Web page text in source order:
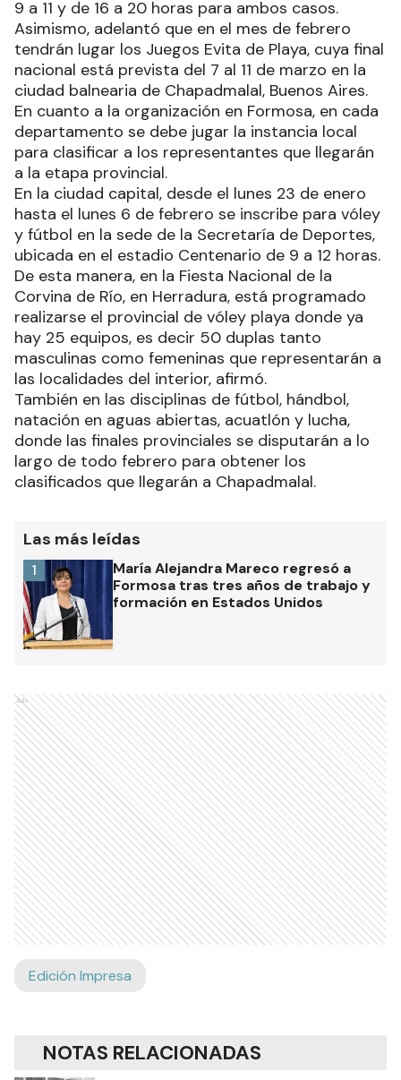
9 a 11 y de 16 a 20 horas para ambos casos.
Asimismo, adelantó que en el mes de febrero
tendrán lugar los Juegos Evita de Playa, cuya final
nacional está prevista del 7 al 11 de marzo en la
ciudad balnearia de Chapadmalal, Buenos Aires.
En cuanto a la organización en Formosa, en cada
departamento se debe jugar la instancia local
para clasificar a los representantes que llegarán
a la etapa provincial.
En la ciudad capital, desde el lunes 23 de enero
hasta el lunes 6 de febrero se inscribe para vóley
y fútbol en la sede de la Secretaría de Deportes,
ubicada en el estadio Centenario de 9 a 12 horas.
De esta manera, en la Fiesta Nacional de la
Corvina de Río, en Herradura, está programado
realizarse el provincial de vóley playa donde ya
hay 25 equipos, es decir 50 duplas tanto
masculinas como femeninas que representarán a
las localidades del interior, afirmó.
También en las disciplinas de fútbol, hándbol,
natación en aguas abiertas, acuatlón y lucha,
donde las finales provinciales se disputarán a lo
largo de todo febrero para obtener los
clasificados que llegarán a Chapadmalal.
Las más leídas
María Alejandra Mareco regresó a
Formosa tras tres años de trabajo y
formación en Estados Unidos
1
Ads
Edición Impresa
NOTAS RELACIONADAS